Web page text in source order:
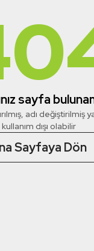
sayfa
adı değiştirilmiş
kullanım dışı olabilir
Sayfaya Dön